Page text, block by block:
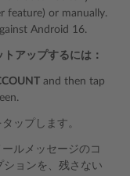
feature) or manually.
Android 16.
アップするには：
and then tap
タップします。
ルメッセージのコ
ションを、残さない